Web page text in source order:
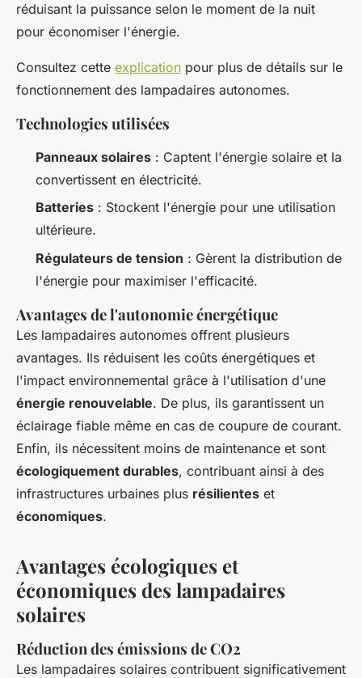
réduisant la puissance selon le moment de la nuit
pour économiser l'énergie.
Consultez cette explication pour plus de détails sur le
fonctionnement des lampadaires autonomes.
Technologies utilisées
Panneaux solaires : Captent l'énergie solaire et la
convertissent en électricité.
Batteries : Stockent l'énergie pour une utilisation
ultérieure.
Régulateurs de tension : Gèrent la distribution de
l'énergie pour maximiser l'efficacité.
Avantages de l'autonomie énergétique
Les lampadaires autonomes offrent plusieurs
avantages. Ils réduisent les coûts énergétiques et
l'impact environnemental grâce à l'utilisation d'une
énergie renouvelable. De plus, ils garantissent un
éclairage fiable même en cas de coupure de courant.
Enfin, ils nécessitent moins de maintenance et sont
écologiquement durables, contribuant ainsi à des
infrastructures urbaines plus résilientes et
économiques.
Avantages écologiques et
économiques des lampadaires
solaires
Réduction des émissions de CO2
Les lampadaires solaires contribuent significativement